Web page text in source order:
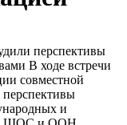
перспективы
В ходе встречи
совместной
перспективы
и